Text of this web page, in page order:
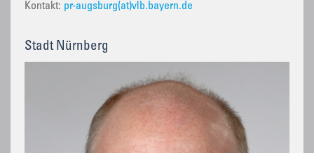
Kontakt: pr-augsburg(at)vlb.bayern.de
Stadt Nürnberg